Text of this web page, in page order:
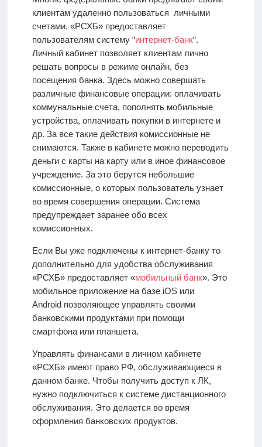
клиентам удаленно пользоваться личными
счетами. «РСХБ» предоставляет
пользователям систему “интернет-банк“.
Личный кабинет позволяет клиентам лично
решать вопросы в режиме онлайн, без
посещения банка. Здесь можно совершать
различные финансовые операции: оплачивать
коммунальные счета, пополнять мобильные
устройства, оплачивать покупки в интернете и
др. За все такие действия комиссионные не
снимаются. Также в кабинете можно переводить
деньги с карты на карту или в иное финансовое
учреждение. За это берутся небольшие
комиссионные, о которых пользователь узнает
во время совершения операции. Система
предупреждает заранее обо всех
комиссионных.
Если Вы уже подключены к интернет-банку то
дополнительно для удобства обслуживания
«РСХБ» предоставляет «мобильный банк». Это
мобильное приложение на базе iOS или
Android позволяющее управлять своими
банковскими продуктами при помощи
смартфона или планшета.
Управлять финансами в личном кабинете
«РСХБ» имеют право РФ, обслуживающиеся в
данном банке. Чтобы получить доступ к ЛК,
нужно подключиться к системе дистанционного
обслуживания. Это делается во время
оформления банковских продуктов.